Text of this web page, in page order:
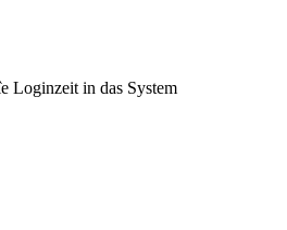
Loginzeit in das System